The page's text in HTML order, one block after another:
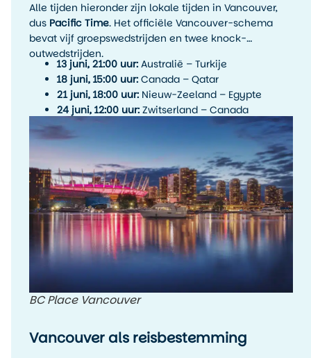
Alle tijden hieronder zijn lokale tijden in Vancouver,
dus Pacific Time. Het officiële Vancouver-schema
bevat vijf groepswedstrijden en twee knock-
outwedstrijden.
13 juni, 21:00 uur: Australië – Turkije
18 juni, 15:00 uur: Canada – Qatar
21 juni, 18:00 uur: Nieuw-Zeeland – Egypte
24 juni, 12:00 uur: Zwitserland – Canada
26 juni, 20:00 uur:
Nieuw-Zeeland – België
2 juli, 20:00 uur:
Ronde van 32 – winnaar Groep B
tegen een derde uit Groep E/F/G/I/J
7 juli, 13:00 uur:Achtste finale – winnaar Match
85 tegen winnaar Match 87
BC Place Vancouver
Vancouver als reisbestemming